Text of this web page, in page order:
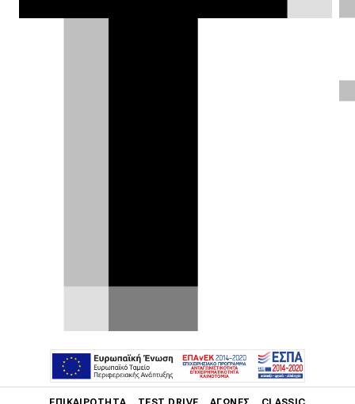
Test drive: Kia Stonic
μοντέρνο, πιο techno
Η κορεατική φίρμα εκμοντερνίζει